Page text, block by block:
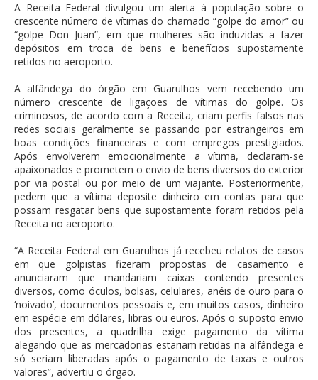
A Receita Federal divulgou um alerta à população sobre o
crescente número de vítimas do chamado “golpe do amor” ou
“golpe Don Juan”, em que mulheres são induzidas a fazer
depósitos em troca de bens e benefícios supostamente
retidos no aeroporto.
A alfândega do órgão em Guarulhos vem recebendo um
número crescente de ligações de vítimas do golpe. Os
criminosos, de acordo com a Receita, criam perfis falsos nas
redes sociais geralmente se passando por estrangeiros em
boas condições financeiras e com empregos prestigiados.
Após envolverem emocionalmente a vítima, declaram-se
apaixonados e prometem o envio de bens diversos do exterior
por via postal ou por meio de um viajante. Posteriormente,
pedem que a vítima deposite dinheiro em contas para que
possam resgatar bens que supostamente foram retidos pela
Receita no aeroporto.
“A Receita Federal em Guarulhos já recebeu relatos de casos
em que golpistas fizeram propostas de casamento e
anunciaram que mandariam caixas contendo presentes
diversos, como óculos, bolsas, celulares, anéis de ouro para o
‘noivado’, documentos pessoais e, em muitos casos, dinheiro
em espécie em dólares, libras ou euros. Após o suposto envio
dos presentes, a quadrilha exige pagamento da vítima
alegando que as mercadorias estariam retidas na alfândega e
só seriam liberadas após o pagamento de taxas e outros
valores”, advertiu o órgão.